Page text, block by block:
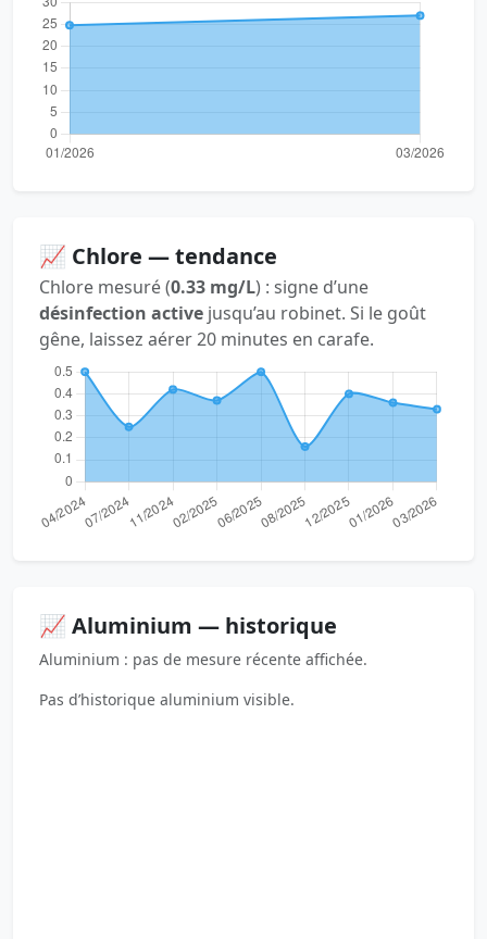
📈 Chlore — tendance
Chlore mesuré (0.33 mg/L) : signe d’une
désinfection active jusqu’au robinet. Si le goût
gêne, laissez aérer 20 minutes en carafe.
📈 Aluminium — historique
Aluminium : pas de mesure récente affichée.
Pas d’historique aluminium visible.